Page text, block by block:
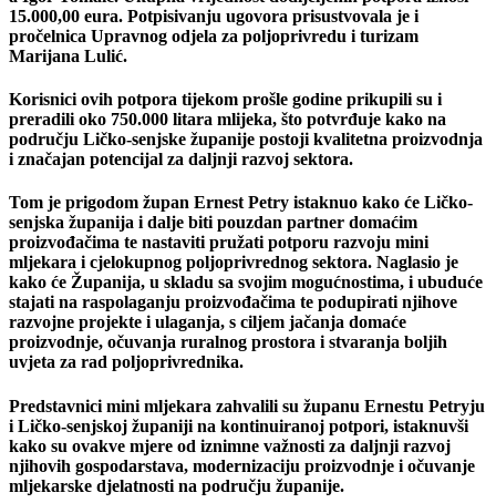
15.000,00 eura. Potpisivanju ugovora prisustvovala je i
pročelnica Upravnog odjela za poljoprivredu i turizam
Marijana Lulić.
Korisnici ovih potpora tijekom prošle godine prikupili su i
preradili oko 750.000 litara mlijeka, što potvrđuje kako na
području Ličko-senjske županije postoji kvalitetna proizvodnja
i značajan potencijal za daljnji razvoj sektora.
Tom je prigodom župan Ernest Petry istaknuo kako će Ličko-
senjska županija i dalje biti pouzdan partner domaćim
proizvođačima te nastaviti pružati potporu razvoju mini
mljekara i cjelokupnog poljoprivrednog sektora. Naglasio je
kako će Županija, u skladu sa svojim mogućnostima, i ubuduće
stajati na raspolaganju proizvođačima te podupirati njihove
razvojne projekte i ulaganja, s ciljem jačanja domaće
proizvodnje, očuvanja ruralnog prostora i stvaranja boljih
uvjeta za rad poljoprivrednika.
Predstavnici mini mljekara zahvalili su županu Ernestu Petryju
i Ličko-senjskoj županiji na kontinuiranoj potpori, istaknuvši
kako su ovakve mjere od iznimne važnosti za daljnji razvoj
njihovih gospodarstava, modernizaciju proizvodnje i očuvanje
mljekarske djelatnosti na području županije.